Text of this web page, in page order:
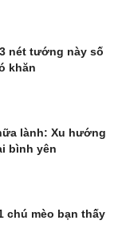
nét tướng này số
khăn
lành: Xu hướng
bình yên
chú mèo bạn thấy